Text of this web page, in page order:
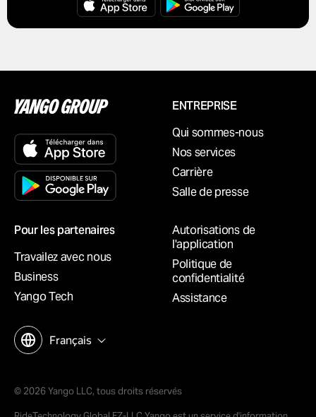
ENTREPRISE
Qui sommes-nous
Nos services
Carrière
Salle de presse
Pour les partenaires
Travailez avec nous
Business
Yango Tech
Autorisations de
l'application
Politique de
confidentialité
Assistance
Français
© 2026 Yango LLC, tous droits réservés